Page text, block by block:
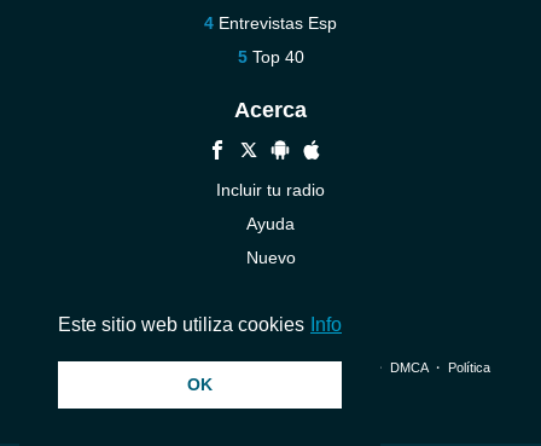
Entrevistas Esp
Top 40
Acerca
Incluir tu radio
Ayuda
Nuevo
© 2026 InstantAudio. Reservados todos los derechos. ・ DMCA・ Política
Este sitio web utiliza cookies Info
OK